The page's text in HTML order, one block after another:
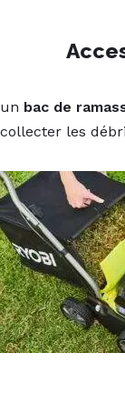
bac de
les